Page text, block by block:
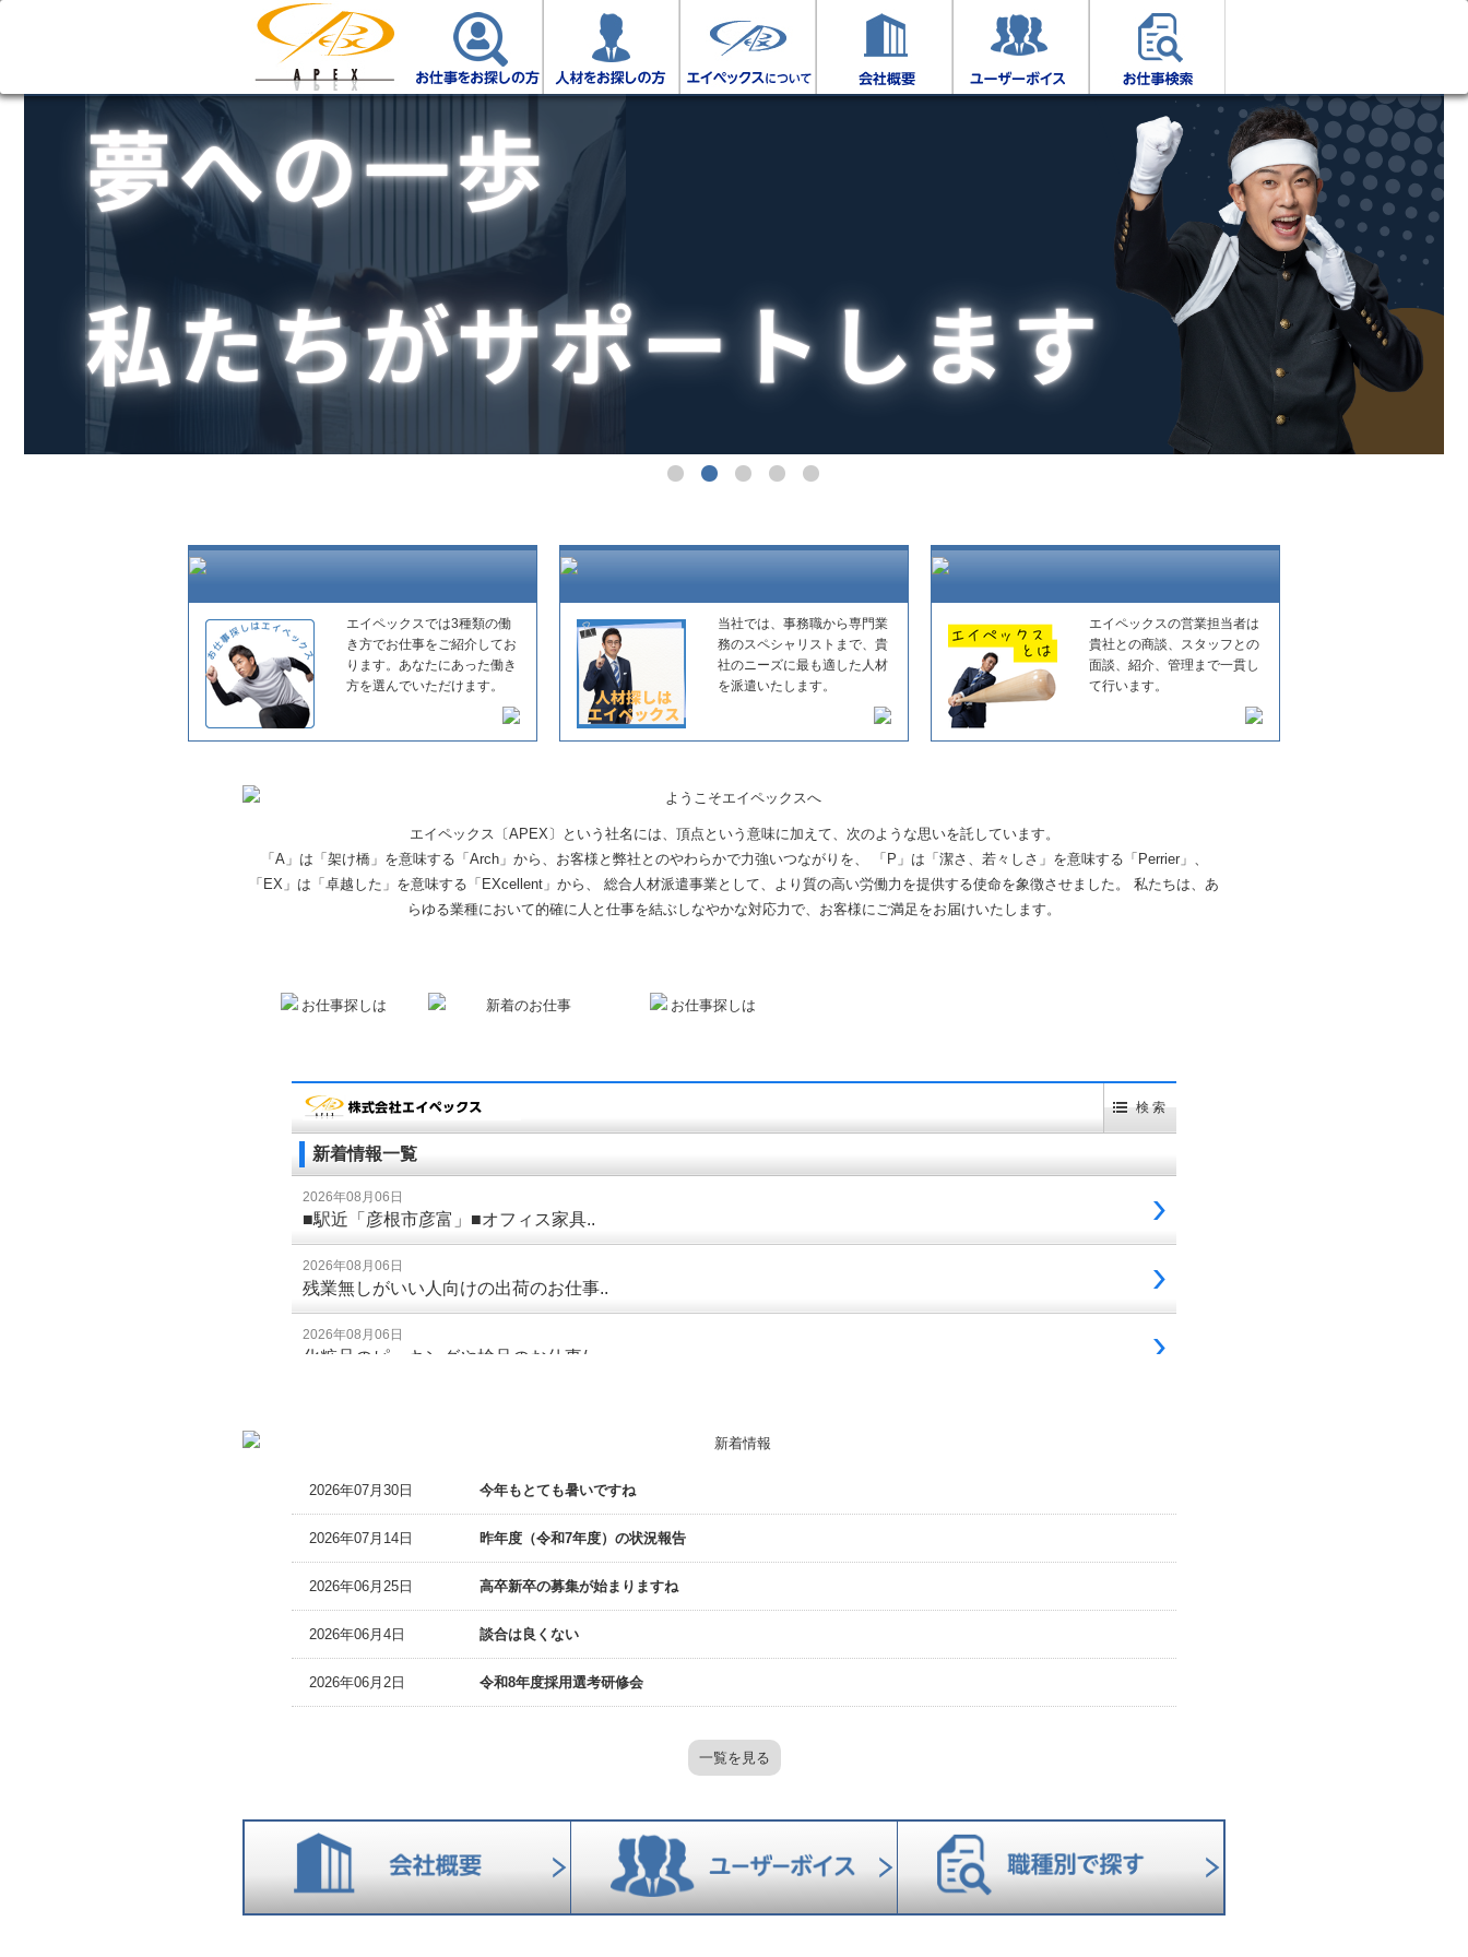
エイペックスでは3種類の働
き方でお仕事をご紹介してお
ります。あなたにあった働き
方を選んでいただけます。
当社では、事務職から専門業
務のスペシャリストまで、貴
社のニーズに最も適した人材
を派遣いたします。
エイペックスの営業担当者は
貴社との商談、スタッフとの
面談、紹介、管理まで一貫し
て行います。
エイペックス〔APEX〕という社名には、頂点という意味に加えて、次のような思いを託しています。
「A」は「架け橋」を意味する「Arch」から、お客様と弊社とのやわらかで力強いつながりを、 「P」は「潔さ、若々しさ」を意味する「Perrier」、
「EX」は「卓越した」を意味する「EXcellent」から、 総合人材派遣事業として、より質の高い労働力を提供する使命を象徴させました。 私たちは、あ
らゆる業種において的確に人と仕事を結ぶしなやかな対応力で、お客様にご満足をお届けいたします。
2026年07月30日 今年もとても暑いですね
2026年07月14日 昨年度（令和7年度）の状況報告
2026年06月25日 高卒新卒の募集が始まりますね
2026年06月4日 談合は良くない
2026年06月2日 令和8年度採用選考研修会
一覧を見る